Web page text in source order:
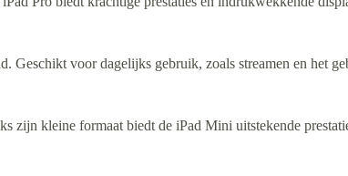
Geschikt voor dagelijks gebruik, zoals streamen en het
zijn kleine formaat biedt de iPad Mini uitstekende